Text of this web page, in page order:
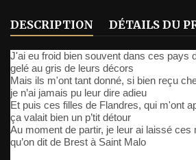
DESCRIPTION DÉTAILS DU
J'ai eu froid bien souvent dans ces pays
gelé au gris de leurs décors
Mais ils m'ont tant donné, si bien reçu
je n’ai jamais pu leur dire adieu
Et puis ces filles de Flandres, qui m'ont
ça valait bien un p’tit détour
Au moment de partir, je leur ai laissé ces
qu’on dit de Brest à Saint Malo